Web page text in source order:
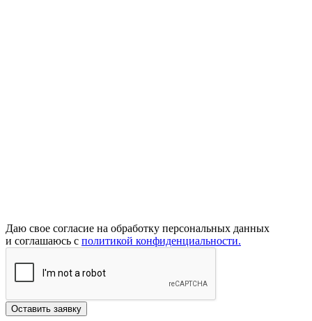
Даю свое согласие на обработку персональных данных
и соглашаюсь с политикой конфиденциальности.